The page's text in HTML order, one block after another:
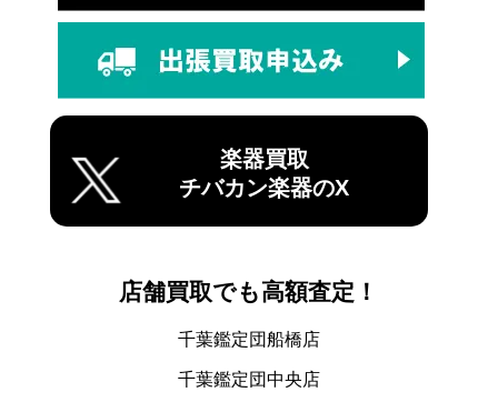
楽器買取
チバカン楽器のX
店舗買取でも高額査定！
千葉鑑定団船橋店
千葉鑑定団中央店